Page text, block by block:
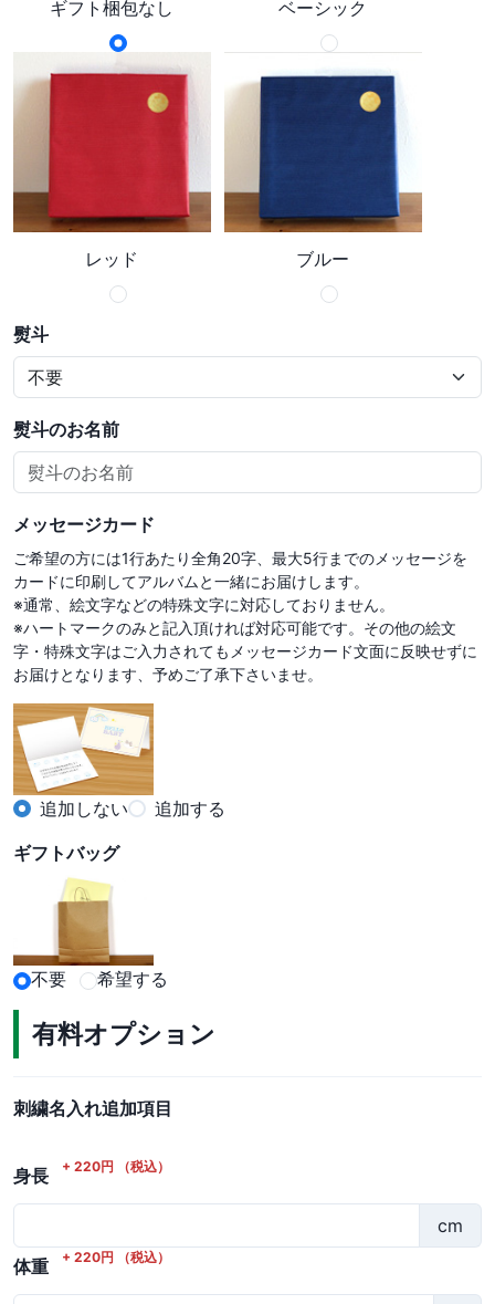
ギフト梱包なし ベーシック
レッド ブルー
熨斗
熨斗のお名前
メッセージカード
ご希望の方には1行あたり全角20字、最大5行までのメッセージを
カードに印刷してアルバムと一緒にお届けします。
※通常、絵文字などの特殊文字に対応しておりません。
※ハートマークのみと記入頂ければ対応可能です。その他の絵文
字・特殊文字はご入力されてもメッセージカード文面に反映せずに
お届けとなります、予めご了承下さいませ。
追加しない
追加する
ギフトバッグ
不要 希望する
有料オプション
刺繍名入れ追加項目
身長 + 220円 （税込）
cm
体重
+ 220円 （税込）